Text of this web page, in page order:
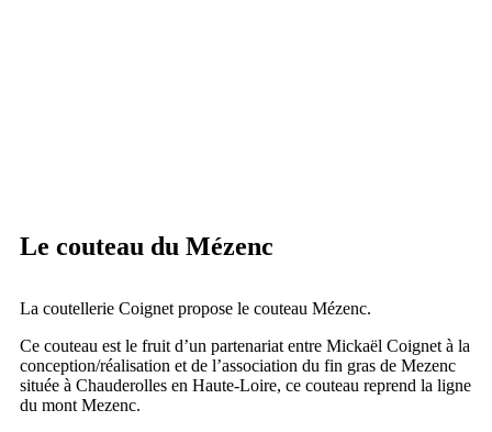
Le couteau du Mézenc
La coutellerie Coignet propose le couteau Mézenc.
Ce couteau est le fruit d’un partenariat entre Mickaël Coignet à la
conception/réalisation et de l’association du fin gras de Mezenc
située à Chauderolles en Haute-Loire, ce couteau reprend la ligne
du mont Mezenc.